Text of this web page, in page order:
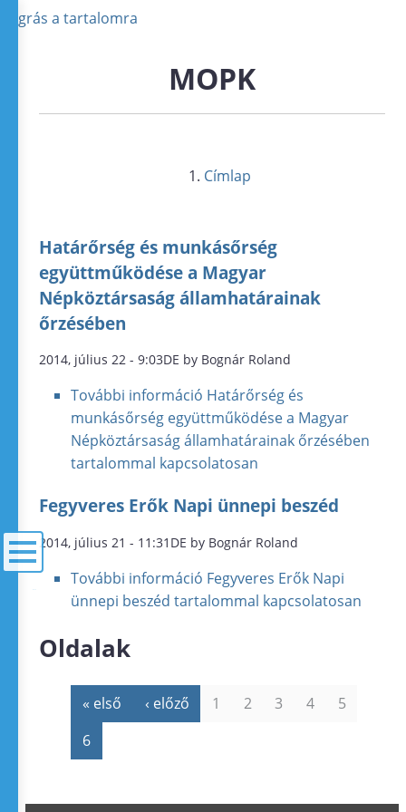
Ugrás a tartalomra
MOPK
Címlap
Határőrség és munkásőrség
együttműködése a Magyar
Népköztársaság államhatárainak
őrzésében
2014, július 22 - 9:03DE by Bognár Roland
További információ Határőrség és
munkásőrség együttműködése a Magyar
Népköztársaság államhatárainak őrzésében
tartalommal kapcsolatosan
Fegyveres Erők Napi ünnepi beszéd
2014, július 21 - 11:31DE by Bognár Roland
További információ Fegyveres Erők Napi
ünnepi beszéd tartalommal kapcsolatosan
Oldalak
« első ‹ előző 1 2 3 4
5
6